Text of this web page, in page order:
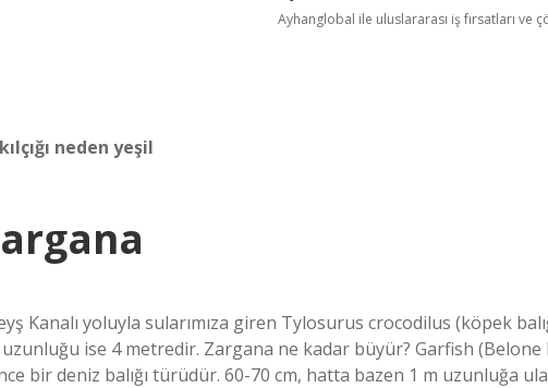
Ayhanglobal ile uluslararası iş fırsatları ve
neden yeşil
Kanalı yoluyla sularımıza giren Tylosurus crocodilus (köpek
ise 4 metredir. Zargana ne kadar büyür? Garfish
bir deniz balığı türüdür. 60-70 cm, hatta bazen 1 m uzunluğa